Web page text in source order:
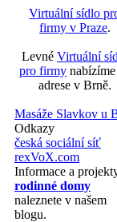
Virtuální sídlo
firmy v Praze.
Levné Virtuální
pro firmy nabízíme
adrese v Brně.
Masáže Slavkov u
Odkazy
česká sociální síť
rexVoX.com
Informace a
rodinné domy
naleznete v našem
blogu.